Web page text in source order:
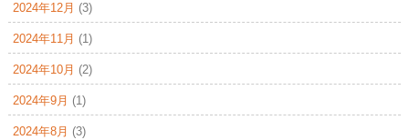
2024年12月 (3)
2024年11月 (1)
2024年10月 (2)
2024年9月 (1)
2024年8月 (3)